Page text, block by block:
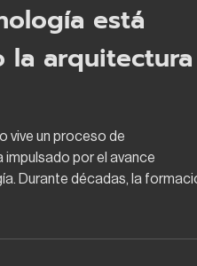
está
la arquitectura
vive un proceso de
por el avance
Durante décadas, la
campo. Ese conocimiento